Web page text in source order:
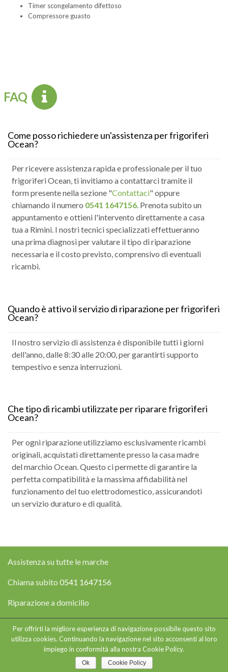
Timer scongelamento difettoso
Compressore guasto
FAQ
Come posso richiedere un'assistenza per frigoriferi
Ocean?
Per ricevere assistenza rapida e professionale per il tuo
frigoriferi Ocean, ti invitiamo a contattarci tramite il
form presente nella sezione "Contattaci" oppure
chiamando il numero 0541 1647156. Prenota subito un
appuntamento e ottieni l'intervento direttamente a casa
tua a Rimini. I nostri tecnici specializzati effettueranno
una prima diagnosi per valutare il tipo di riparazione
necessaria e il costo previsto, comprensivo di eventuali
ricambi.
Quando è attivo il servizio di riparazione per frigoriferi
Ocean?
Il nostro servizio di assistenza è disponibile tutti i giorni
dell'anno, dalle 8:30 alle 20:00, per garantirti supporto
tempestivo e senza interruzioni.
Che tipo di ricambi utilizzate per riparare frigoriferi
Ocean?
Per ogni riparazione utilizziamo esclusivamente ricambi
originali, acquistati direttamente presso la casa madre
del marchio Ocean. Questo ci permette di garantire la
perfetta compatibilità e la massima affidabilità nel
funzionamento del tuo elettrodomestico, assicurandoti
un servizio duraturo e di qualità.
Assistenza su tutte le marche
Chiama subito 0541 1647156
Riparazione a domicilio
Copyright © 2026Assistenza Elettrodomestici Rimini- P.IVA
03677950366 - Web Design e Posizionamento sui Motori byMGvision -
Privacy Policy
Per offrirti la migliore esperienza di navigazione possibile questo sito
utilizza cookies. Continuando la navigazione nel sito acconsenti al loro
impiego in conformità alla nostra Cookie Policy.
Ok Cookie Policy